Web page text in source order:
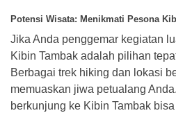
Potensi Wisata: Menikmati Pesona
Jika Anda penggemar kegiatan
Kibin Tambak adalah pilihan
Berbagai trek hiking dan lokasi
memuaskan jiwa petualang
berkunjung ke Kibin Tambak